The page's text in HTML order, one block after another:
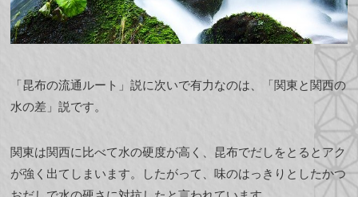
「昆布の流通ルート」説に次いで有力なのは、「関東と関西の
水の差」説です。
関東は関西に比べて水の硬度が高く、昆布でだしをとるとアク
が強く出てしまいます。したがって、味のはっきりとしたかつ